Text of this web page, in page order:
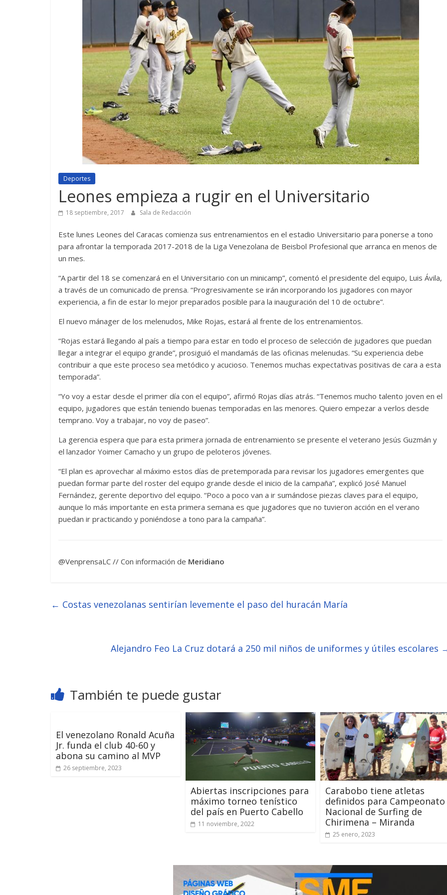
Deportes
Leones empieza a rugir en el Universitario
18 septiembre, 2017 Sala de Redacción
Este lunes Leones del Caracas comienza sus entrenamientos en el estadio Universitario para ponerse a tono
para afrontar la temporada 2017-2018 de la Liga Venezolana de Beisbol Profesional que arranca en menos de
un mes.
“A partir del 18 se comenzará en el Universitario con un minicamp”, comentó el presidente del equipo, Luis Ávila,
a través de un comunicado de prensa. “Progresivamente se irán incorporando los jugadores con mayor
experiencia, a fin de estar lo mejor preparados posible para la inauguración del 10 de octubre”.
El nuevo mánager de los melenudos, Mike Rojas, estará al frente de los entrenamientos.
“Rojas estará llegando al país a tiempo para estar en todo el proceso de selección de jugadores que puedan
llegar a integrar el equipo grande”, prosiguió el mandamás de las oficinas melenudas. “Su experiencia debe
contribuir a que este proceso sea metódico y acucioso. Tenemos muchas expectativas positivas de cara a esta
temporada”.
“Yo voy a estar desde el primer día con el equipo”, afirmó Rojas días atrás. “Tenemos mucho talento joven en el
equipo, jugadores que están teniendo buenas temporadas en las menores. Quiero empezar a verlos desde
temprano. Voy a trabajar, no voy de paseo”.
La gerencia espera que para esta primera jornada de entrenamiento se presente el veterano Jesús Guzmán y
el lanzador Yoimer Camacho y un grupo de peloteros jóvenes.
“El plan es aprovechar al máximo estos días de pretemporada para revisar los jugadores emergentes que
puedan formar parte del roster del equipo grande desde el inicio de la campaña”, explicó José Manuel
Fernández, gerente deportivo del equipo. “Poco a poco van a ir sumándose piezas claves para el equipo,
aunque lo más importante en esta primera semana es que jugadores que no tuvieron acción en el verano
puedan ir practicando y poniéndose a tono para la campaña”.
@VenprensaLC // Con información de Meridiano
← Costas venezolanas sentirían levemente el paso del huracán María
Alejandro Feo La Cruz dotará a 250 mil niños de uniformes y útiles escolares
También te puede gustar
El venezolano Ronald Acuña
Jr. funda el club 40-60 y
abona su camino al MVP
26 septiembre, 2023
Abiertas inscripciones para
máximo torneo tenístico
del país en Puerto Cabello
11 noviembre, 2022
Carabobo tiene atletas
definidos para Campeonato
Nacional de Surfing de
Chirimena – Miranda
25 enero, 2023